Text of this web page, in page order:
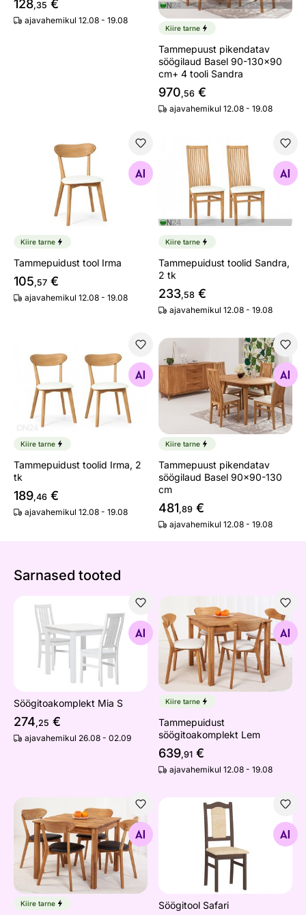
128,35 €
ajavahemikul 12.08 - 19.08
Kiire tarne
Tammepuust pikendatav
söögilaud Basel 90-130x90
cm+ 4 tooli Sandra
970,56 €
ajavahemikul 12.08 - 19.08
Tammepuidust tool Irma
Otsi sarnaseid
Kiire tarne
Tammepuidust tool Irma
105,57 €
ajavahemikul 12.08 - 19.08
Tammepuidust toolid
Otsi sarnaseid
Kiire tarne
Tammepuidust toolid Sandra,
2 tk
233,58 €
ajavahemikul 12.08 - 19.08
Tammepuidust toolid Irma, 2 tk
Otsi sarnaseid
Kiire tarne
Tammepuidust toolid Irma, 2
tk
189,46 €
ajavahemikul 12.08 - 19.08
Tammepuust pikendatav
Otsi sarnaseid
Kiire tarne
Tammepuust pikendatav
söögilaud Basel 90x90-130
cm
481,89 €
ajavahemikul 12.08 - 19.08
Sarnased tooted
Söögitoakomplekt Mia S
Otsi sarnaseid
Söögitoakomplekt Mia S
274,25 €
ajavahemikul 26.08 - 02.09
Tammepuidust
Otsi sarnaseid
Kiire tarne
Tammepuidust
söögitoakomplekt Lem
639,91 €
ajavahemikul 12.08 - 19.08
Tammepuidust söögitoakomplekt Lem 4
Otsi sarnaseid
Kiire tarne
Söögitool Safari
Otsi sarnaseid
Söögitool Safari